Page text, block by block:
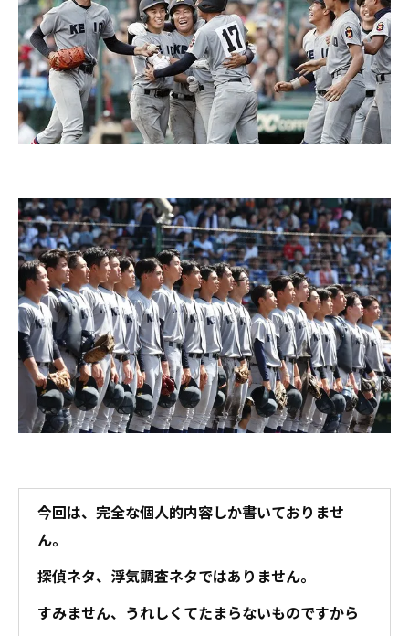
今回は、完全な個人的内容しか書いておりませ
ん。
探偵ネタ、浮気調査ネタではありません。
すみません、うれしくてたまらないものですから